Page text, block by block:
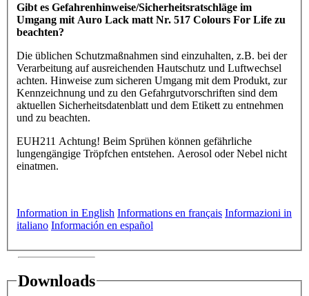
Gibt es Gefahrenhinweise/Sicherheitsratschläge im
Umgang mit Auro Lack matt Nr. 517 Colours For Life zu
beachten?
Die üblichen Schutzmaßnahmen sind einzuhalten, z.B. bei der
Verarbeitung auf ausreichenden Hautschutz und Luftwechsel
achten. Hinweise zum sicheren Umgang mit dem Produkt, zur
Kennzeichnung und zu den Gefahrgutvorschriften sind dem
aktuellen Sicherheitsdatenblatt und dem Etikett zu entnehmen
und zu beachten.
EUH211 Achtung! Beim Sprühen können gefährliche
lungengängige Tröpfchen entstehen. Aerosol oder Nebel nicht
einatmen.
Information in English Informations en français Informazioni in
italiano Información en español
Downloads